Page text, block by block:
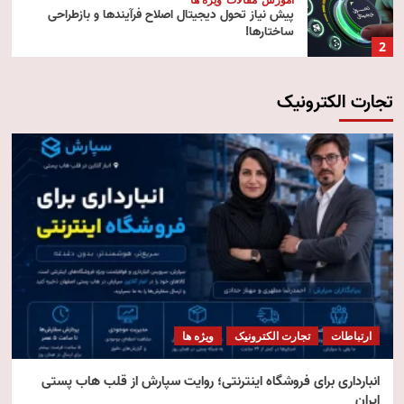
2
پیش‌ نیاز تحول دیجیتال اصلاح فرآیندها و بازطراحی
ساختارها!
3
آموزش
4
تکنولوژی مقالات ویژه ها
هوش مصنوعی استنتاجی
5
امنیت مقالات ویژه ها
امنیت فناوری اطلاعات
تجارت الکترونیک
ارتباطات تجارت الکترونیک ویژه ها
انبارداری برای فروشگاه اینترنتی؛ روایت سپارش از قلب هاب پستی